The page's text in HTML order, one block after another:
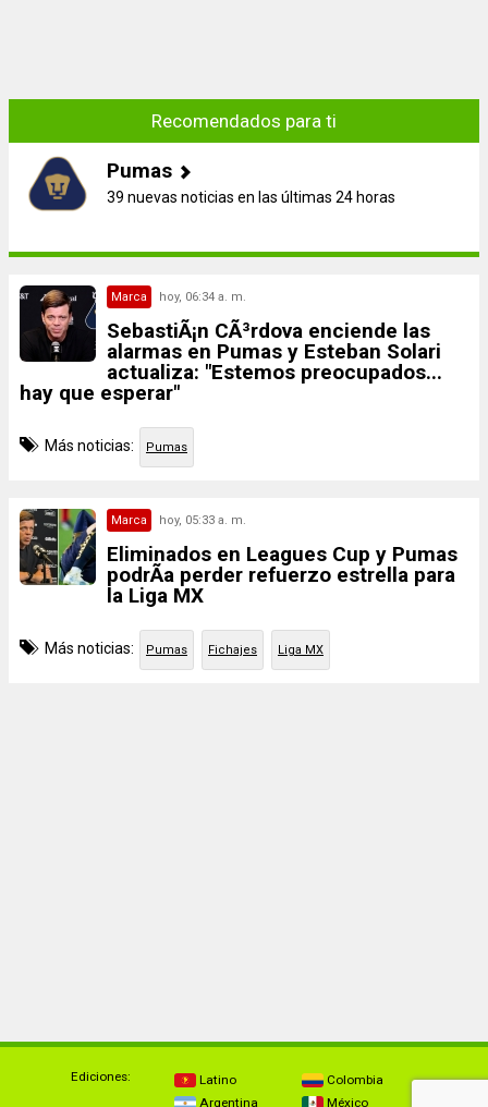
Recomendados para ti
Pumas
39 nuevas noticias en las últimas 24 horas
Marca hoy, 06:34 a. m.
SebastiÃ¡n CÃ³rdova enciende las
alarmas en Pumas y Esteban Solari
actualiza: "Estemos preocupados...
hay que esperar"
Más noticias: Pumas
Marca hoy, 05:33 a. m.
Eliminados en Leagues Cup y Pumas
podrÃ­a perder refuerzo estrella para
la Liga MX
Más noticias: Pumas Fichajes Liga MX
Ediciones:
Latino
Argentina
Colombia
México